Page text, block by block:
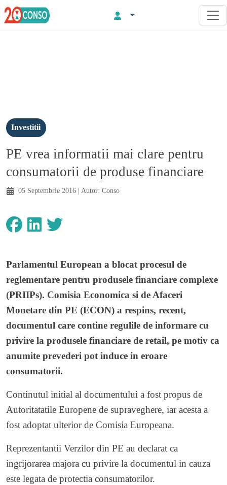
Investitii
PE vrea informatii mai clare pentru
consumatorii de produse financiare
05 Septembrie 2016 | Autor: Conso
Parlamentul European a blocat procesul de
reglementare pentru produsele financiare complexe
(PRIIPs). Comisia Economica si de Afaceri
Monetare din PE (ECON) a respins, recent,
documentul care contine regulile de informare cu
privire la produsele financiare de retail, pe motiv ca
anumite prevederi pot induce in eroare
consumatorii.
Continutul initial al documentului a fost propus de
Autoritatatile Europene de supraveghere, iar acesta a
fost adoptat ulterior de Comisia Europeana.
Reprezentantii Verzilor din PE au declarat ca
ingrijorarea majora cu privire la documentul in cauza
este legata de protectia consumatorilor.